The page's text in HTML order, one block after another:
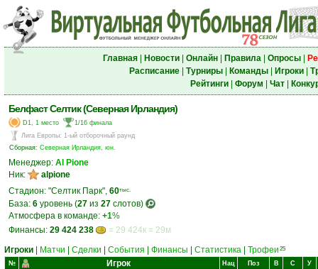
Главная| Новости| Онлайн| Правила| Опросы|
Расписание| Турниры| Команды| Игроки|
Рейтинги| Форум Чат|
Белфаст Селтик (Северная Ирландия)
D1, 1 место
1/16 финала
Лига Европы: 1-ый отборочный раунд
Сборная: Северная Ирландия, юн.
Менеджер: Al Pione
Ник:
alpione
Стадион: "Селтик Парк", 60тыс.
База: 6 уровень (27 из 27 слотов)
Атмосфера в команде: +1%
Финансы: 29 424 238
= 29 424к = 29м
Игроки
Матчи Сделки События Финансы Статистика Трофеи 25
№ Игрок Нац Поз В С У